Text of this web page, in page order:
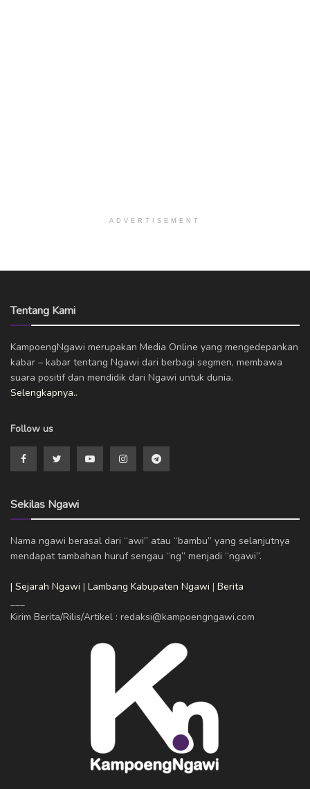
ADVERTISEMENT
Tentang Kami
KampoengNgawi merupakan Media Online yang mengedepankan
kabar – kabar tentang Ngawi dari berbagi segmen, membawa
suara positif dan mendidik dari Ngawi untuk dunia.
Selengkapnya..
Follow us
Sekilas Ngawi
Nama ngawi berasal dari “awi” atau “bambu” yang selanjutnya
mendapat tambahan huruf sengau “ng” menjadi “ngawi”.
| Sejarah Ngawi | Lambang Kabupaten Ngawi | Berita
Kirim Berita/Rilis/Artikel : redaksi@kampoengngawi.com